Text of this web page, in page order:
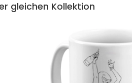
gleichen Kollektion